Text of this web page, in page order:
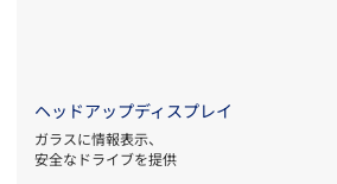
ヘッドアップディスプレイ
ガラスに情報表示、
安全なドライブを提供